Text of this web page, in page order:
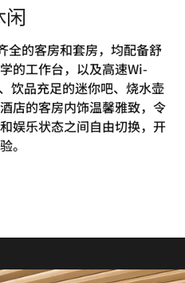
全的客房和套房，均配备舒
的工作台，以及高速Wi-
饮品充足的迷你吧、烧水壶
店的客房内饰温馨雅致，令
娱乐状态之间自由切换，开
。